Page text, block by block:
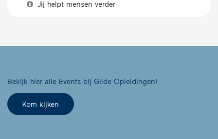
Jij helpt mensen verder
Bekijk hier alle Events bij Gilde Opleidingen!
Kom kijken